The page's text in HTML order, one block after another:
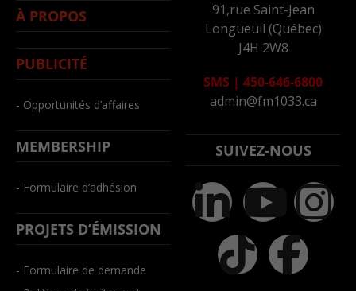
À PROPOS
PUBLICITÉ
- Opportunités d’affaires
MEMBERSHIP
- Formulaire d’adhésion
PROJETS D’ÉMISSION
- Formulaire de demande
91,rue Saint-Jean
Longueuil (Québec)
J4H 2W8
SMS | 450-646-6800
admin@fm1033.ca
SUIVEZ-NOUS